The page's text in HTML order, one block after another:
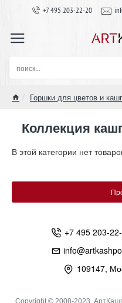
+7 495 203-22-20
поиск...
Горшки для цветов и
Коллекция
В этой категории нет
+7 495 203-
109147,
Copyright © 2008-2023,